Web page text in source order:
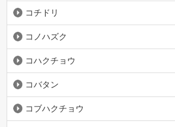
コチドリ
コノハズク
コハクチョウ
コバタン
コブハクチョウ